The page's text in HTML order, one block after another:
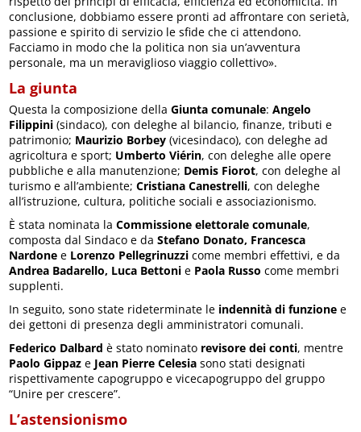
conclusione, dobbiamo essere pronti ad affrontare con serietà,
passione e spirito di servizio le sfide che ci attendono.
Facciamo in modo che la politica non sia un’avventura
personale, ma un meraviglioso viaggio collettivo».
La giunta
Questa la composizione dellaGiunta comunale:Angelo
Filippini (sindaco), con deleghe al bilancio, finanze, tributi e
patrimonio; Maurizio Borbey (vicesindaco), con deleghe ad
agricoltura e sport; Umberto Viérin, con deleghe alle opere
pubbliche e alla manutenzione; Demis Fiorot, con deleghe al
turismo e all’ambiente;Cristiana Canestrelli, con deleghe
all’istruzione, cultura, politiche sociali e associazionismo.
È stata nominata laCommissione elettorale comunale,
composta dal Sindaco e daStefano Donato, Francesca
Nardonee Lorenzo Pellegrinuzzicome membri effettivi, e da
Andrea Badarello, Luca Bettoni e Paola Russocome membri
supplenti.
In seguito, sono state rideterminate le indennità di funzione e
dei gettoni di presenza degli amministratori comunali.
Federico Dalbard è stato nominato revisore dei conti, mentre
Paolo Gippaze Jean Pierre Celesiasono stati designati
rispettivamente capogruppo e vicecapogruppo del gruppo
“Unire per crescere”.
L’astensionismo